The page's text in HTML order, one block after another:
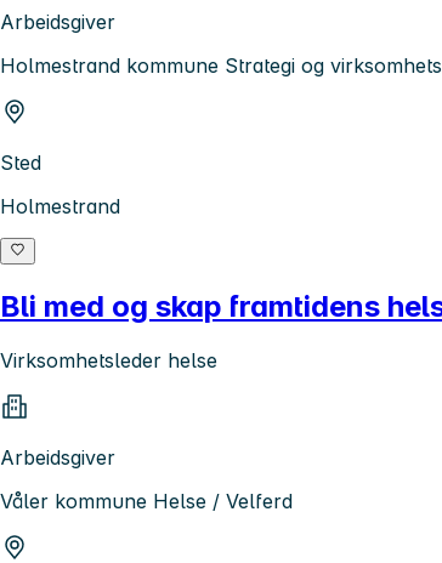
Arbeidsgiver
Holmestrand kommune Strategi og
Sted
Holmestrand
Bli med og skap framtidens
Virksomhetsleder helse
Arbeidsgiver
Våler kommune Helse / Velferd